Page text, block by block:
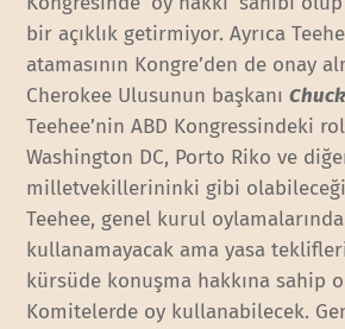
bir açıklık getirmiyor. Ayrıca
atamasının Kongre’den de onay
Cherokee Ulusunun başkanı
Teehee’nin ABD Kongressindeki
Washington DC, Porto Riko ve
milletvekillerininki gibi
Teehee, genel kurul
kullanamayacak ama yasa
kürsüde konuşma hakkına sahip
Komitelerde oy kullanabilecek.